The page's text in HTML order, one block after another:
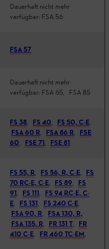
Dauerhaft nicht mehr
verfügbar: FSA 56
FSA 57
Dauerhaft nicht mehr
verfügbar: FSA 65, FSA 85
FS 38, FS 40, FS 50, C-E,
FSA 60 R, FSA 86 R, FSE
60, FSE 71, FSE 81
FS 55, R, FS 56, R, C-E, FS
70 RC-E, C-E, FS 89, FS
91, FS 111, FS 94 RC-E, C-
E, FS 131, FS 240 C-E,
FSA 90, R, FSA 130, R,
FSA 135, R, FR 131 T, FR
410 C-E, FR 460 TC-EM,